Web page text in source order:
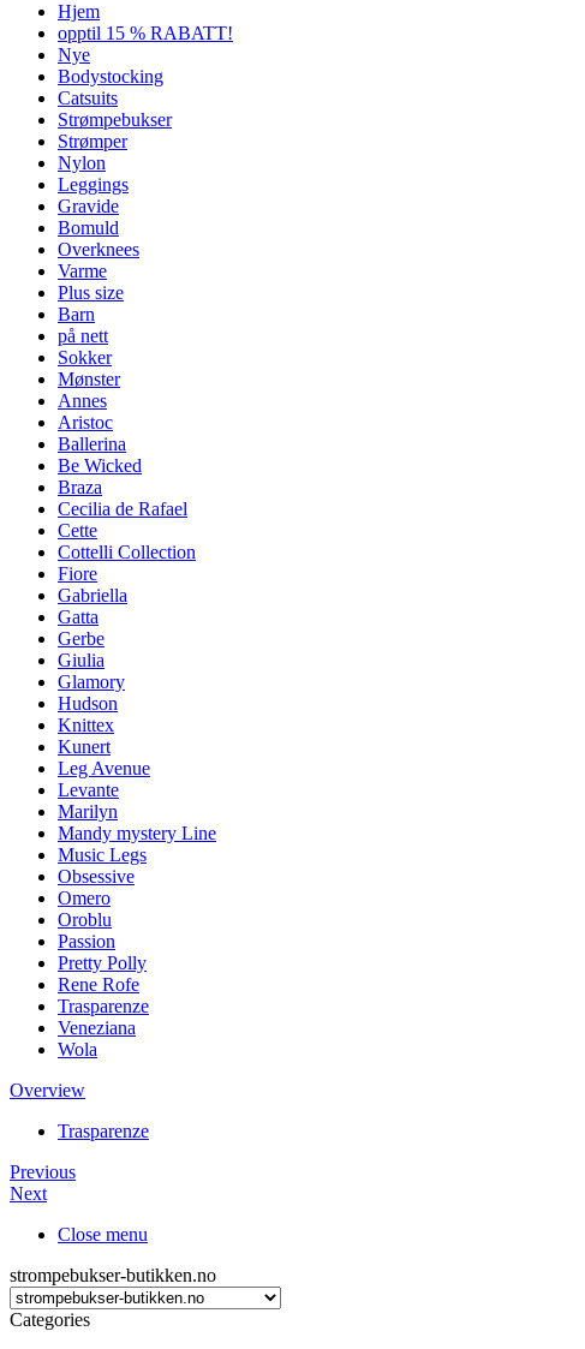
Hjem
opptil 15 % RABATT!
Nye
Bodystocking
Catsuits
Strømpebukser
Strømper
Nylon
Leggings
Gravide
Bomuld
Overknees
Varme
Plus size
Barn
på nett
Sokker
Mønster
Annes
Aristoc
Ballerina
Be Wicked
Braza
Cecilia de Rafael
Cette
Cottelli Collection
Fiore
Gabriella
Gatta
Gerbe
Giulia
Glamory
Hudson
Knittex
Kunert
Leg Avenue
Levante
Marilyn
Mandy mystery Line
Music Legs
Obsessive
Omero
Oroblu
Passion
Pretty Polly
Rene Rofe
Trasparenze
Veneziana
Wola
Overview
Trasparenze
Previous
Next
Close menu
strompebukser-butikken.no
Categories